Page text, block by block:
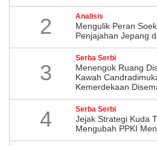
2 Analisis
Mengulik Peran
Penjajahan Jepang
3
Serba Serbi
Menengok Ruang
Kawah
Kemerdekaan
4 Serba Serbi
Jejak Strategi Kuda
Mengubah PPKI